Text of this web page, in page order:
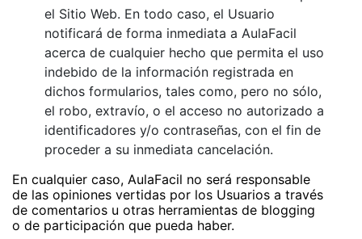
el Sitio Web. En todo caso, el Usuario
notificará de forma inmediata a AulaFacil
acerca de cualquier hecho que permita el uso
indebido de la información registrada en
dichos formularios, tales como, pero no sólo,
el robo, extravío, o el acceso no autorizado a
identificadores y/o contraseñas, con el fin de
proceder a su inmediata cancelación.
En cualquier caso, AulaFacil no será responsable
de las opiniones vertidas por los Usuarios a través
de comentarios u otras herramientas de blogging
o de participación que pueda haber.